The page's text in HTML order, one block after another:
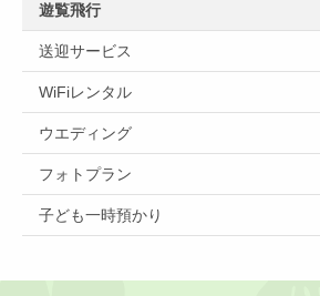
遊覧飛行
送迎サービス
WiFiレンタル
ウエディング
フォトプラン
子ども一時預かり